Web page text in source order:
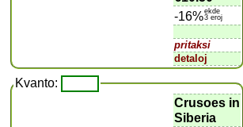
-16%ekde
3 eroj
pritaksi
detaloj
Kvanto:
Crusoes in
Siberia